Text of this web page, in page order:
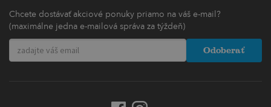
Chcete dostávať akciové ponuky priamo na váš e-mail?
(maximálne jedna e-mailová správa za týždeň)
Odoberať